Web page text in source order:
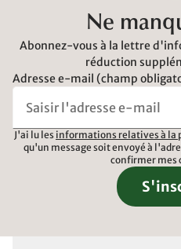
Ne
Abonnez-vous à la lettre
réduction
Adresse e-mail (champ
J'ai lu les informations relatives à la
qu'un message soit envoyé à
confirmer mes